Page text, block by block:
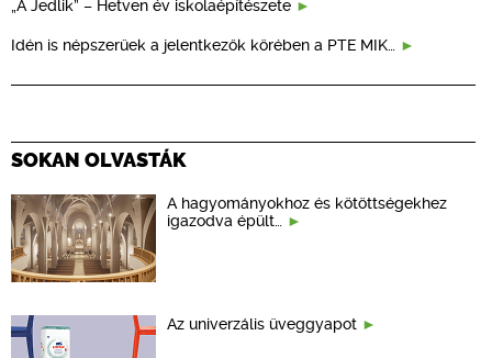
„A Jedlik” – Hetven év iskolaépítészete
Idén is népszerűek a jelentkezők körében a PTE MIK…
SOKAN OLVASTÁK
A hagyományokhoz és kötöttségekhez
igazodva épült…
Az univerzális üveggyapot